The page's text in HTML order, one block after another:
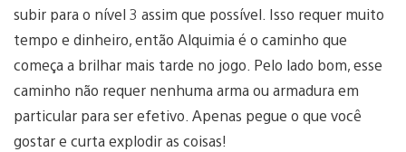
subir para o nível 3 assim que possível. Isso requer muito
tempo e dinheiro, então Alquimia é o caminho que
começa a brilhar mais tarde no jogo. Pelo lado bom, esse
caminho não requer nenhuma arma ou armadura em
particular para ser efetivo. Apenas pegue o que você
gostar e curta explodir as coisas!